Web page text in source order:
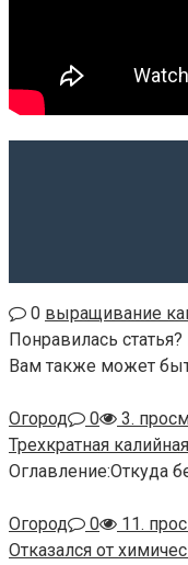
0 выращивание
Понравилась
Вам также может
Огород 0
3.
Трехкратная
Оглавление:Откуда
Огород 0
11.
Отказался от